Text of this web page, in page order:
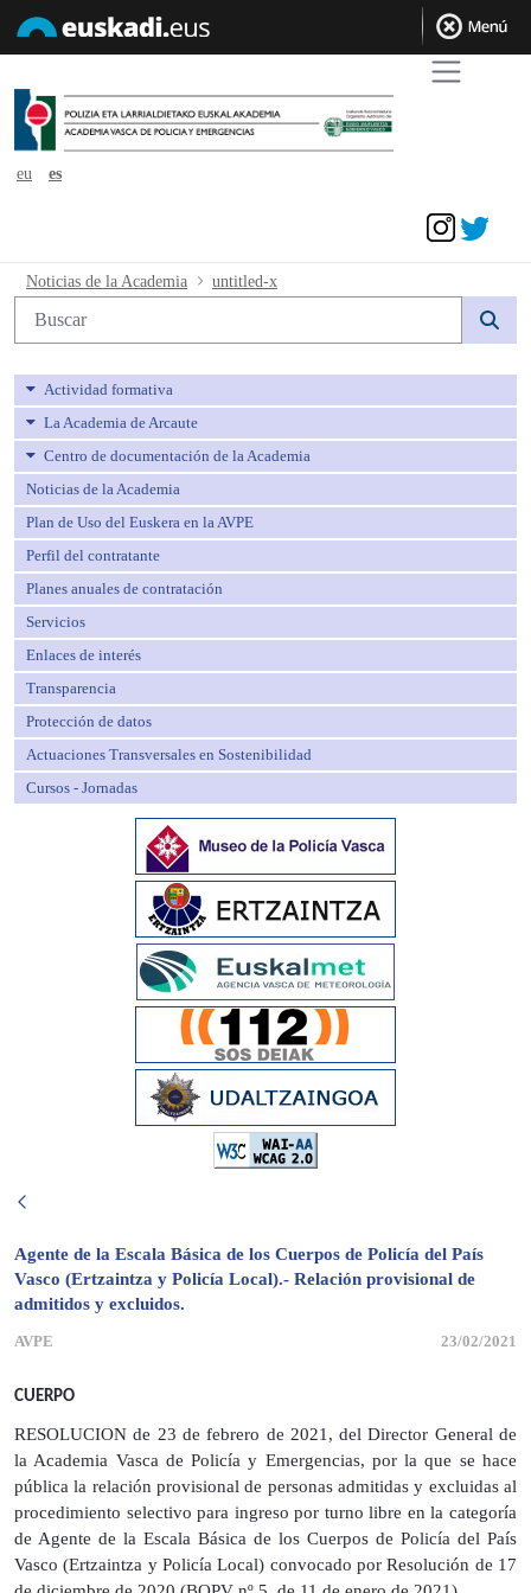
eu
es
untitled-x - avpe
Noticias de la Academia untitled-x
Búsqueda web
Actividad formativa
La Academia de Arcaute
Centro de documentación de la Academia
Noticias de la Academia
Plan de Uso del Euskera en la AVPE
Perfil del contratante
Planes anuales de contratación
Servicios
Enlaces de interés
Transparencia
Protección de datos
Actuaciones Transversales en Sostenibilidad
Cursos - Jornadas
Agente de la Escala Básica de los Cuerpos de Policía del País
Vasco (Ertzaintza y Policía Local).- Relación provisional de
admitidos y excluidos.
AVPE 23/02/2021
CUERPO
RESOLUCION de 23 de febrero de 2021, del Director General de
la Academia Vasca de Policía y Emergencias, por la que se hace
pública la relación provisional de personas admitidas y excluidas al
procedimiento selectivo para ingreso por turno libre en la categoría
de Agente de la Escala Básica de los Cuerpos de Policía del País
Vasco (Ertzaintza y Policía Local) convocado por Resolución de 17